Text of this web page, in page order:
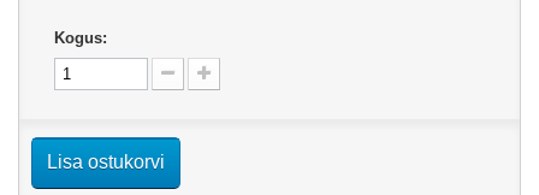
Kogus:
Lisa ostukorvi